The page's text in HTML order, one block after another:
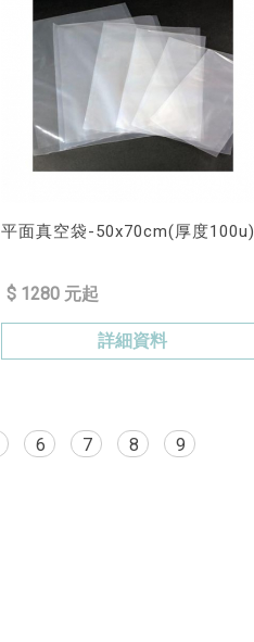
平面真空袋-50x70cm(厚度100u)
$ 1280 元起
詳細資料
6 7 8 9